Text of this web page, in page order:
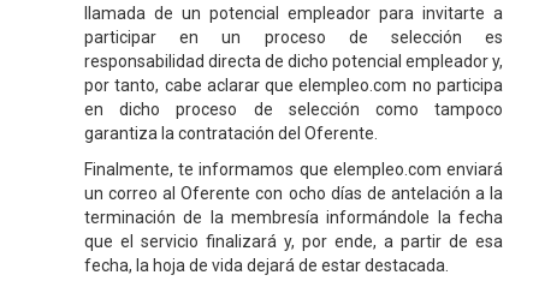
llamada de un potencial empleador para invitarte a
participar en un proceso de selección es
responsabilidad directa de dicho potencial empleador y,
por tanto, cabe aclarar que elempleo.com no participa
en dicho proceso de selección como tampoco
garantiza la contratación del Oferente.
Finalmente, te informamos que elempleo.com enviará
un correo al Oferente con ocho días de antelación a la
terminación de la membresía informándole la fecha
que el servicio finalizará y, por ende, a partir de esa
fecha, la hoja de vida dejará de estar destacada.